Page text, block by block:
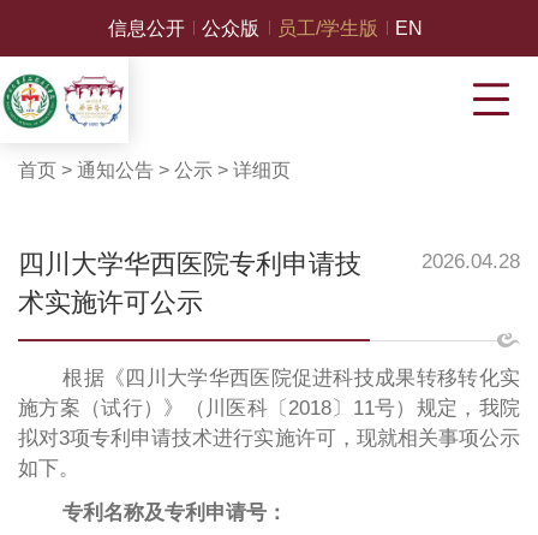
信息公开 公众版 员工/学生版 EN
首页 > 通知公告> 公示> 详细页
四川大学华西医院专利申请技
术实施许可公示
2026.04.28
根据《四川大学华西医院促进科技成果转移转化实
施方案（试行）》（川医科〔2018〕11号）规定，我院
拟对3项专利申请技术进行实施许可，现就相关事项公示
如下。
专利名称及专利申请号：